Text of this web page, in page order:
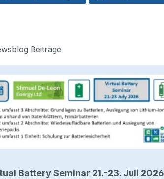
Beiträge
Battery Seminar 21.-23. Juli 2026